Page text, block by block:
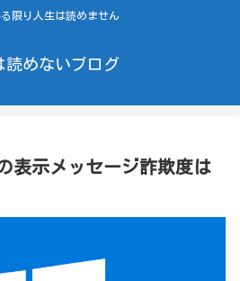
限り人生は読めません
読めないブログ
表示メッセージ詐欺度は